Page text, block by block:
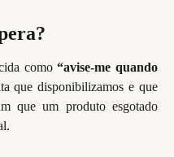
como“avise-me quando
que disponibilizamos e que
que um produto esgotado